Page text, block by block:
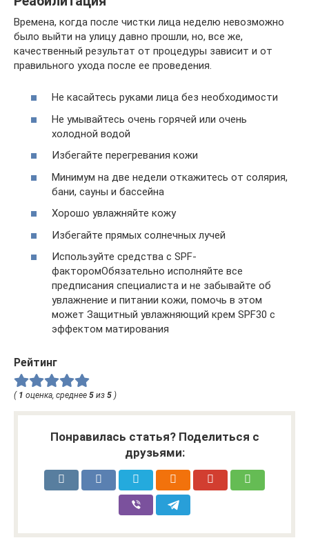
Времена, когда после чистки лица неделю невозможно
было выйти на улицу давно прошли, но, все же,
качественный результат от процедуры зависит и от
правильного ухода после ее проведения.
Не касайтесь руками лица без необходимости
Не умывайтесь очень горячей или очень
холодной водой
Избегайте перегревания кожи
Минимум на две недели откажитесь от солярия,
бани, сауны и бассейна
Хорошо увлажняйте кожу
Избегайте прямых солнечных лучей
Используйте средства с SPF-
факторомОбязательно исполняйте все
предписания специалиста и не забывайте об
увлажнение и питании кожи, помочь в этом
может Защитный увлажняющий крем SPF30 с
эффектом матирования
Рейтинг
( 1 оценка, среднее 5 из 5 )
Понравилась статья? Поделиться с
друзьями: